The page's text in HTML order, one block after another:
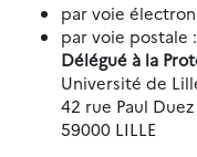
par voie
par voie postale :
Délégué à la
Université de
42 rue Paul Duez
59000 LILLE